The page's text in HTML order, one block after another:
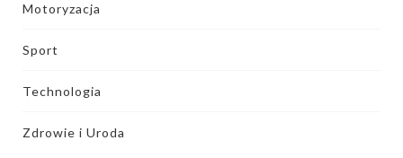
Motoryzacja
Sport
Technologia
Zdrowie i Uroda